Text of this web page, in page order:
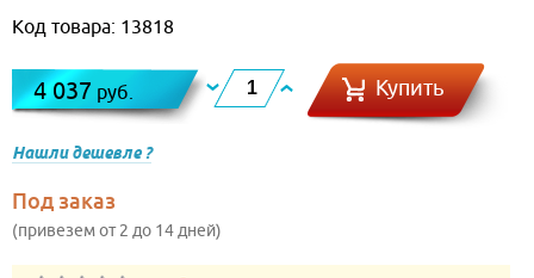
Код товара: 13818
4 037 руб. Купить
Нашли дешевле ?
Под заказ
(привезем от 2 до 14 дней)